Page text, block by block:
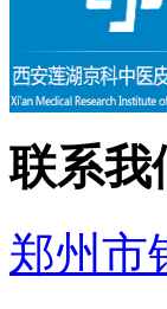
联系我
郑州市